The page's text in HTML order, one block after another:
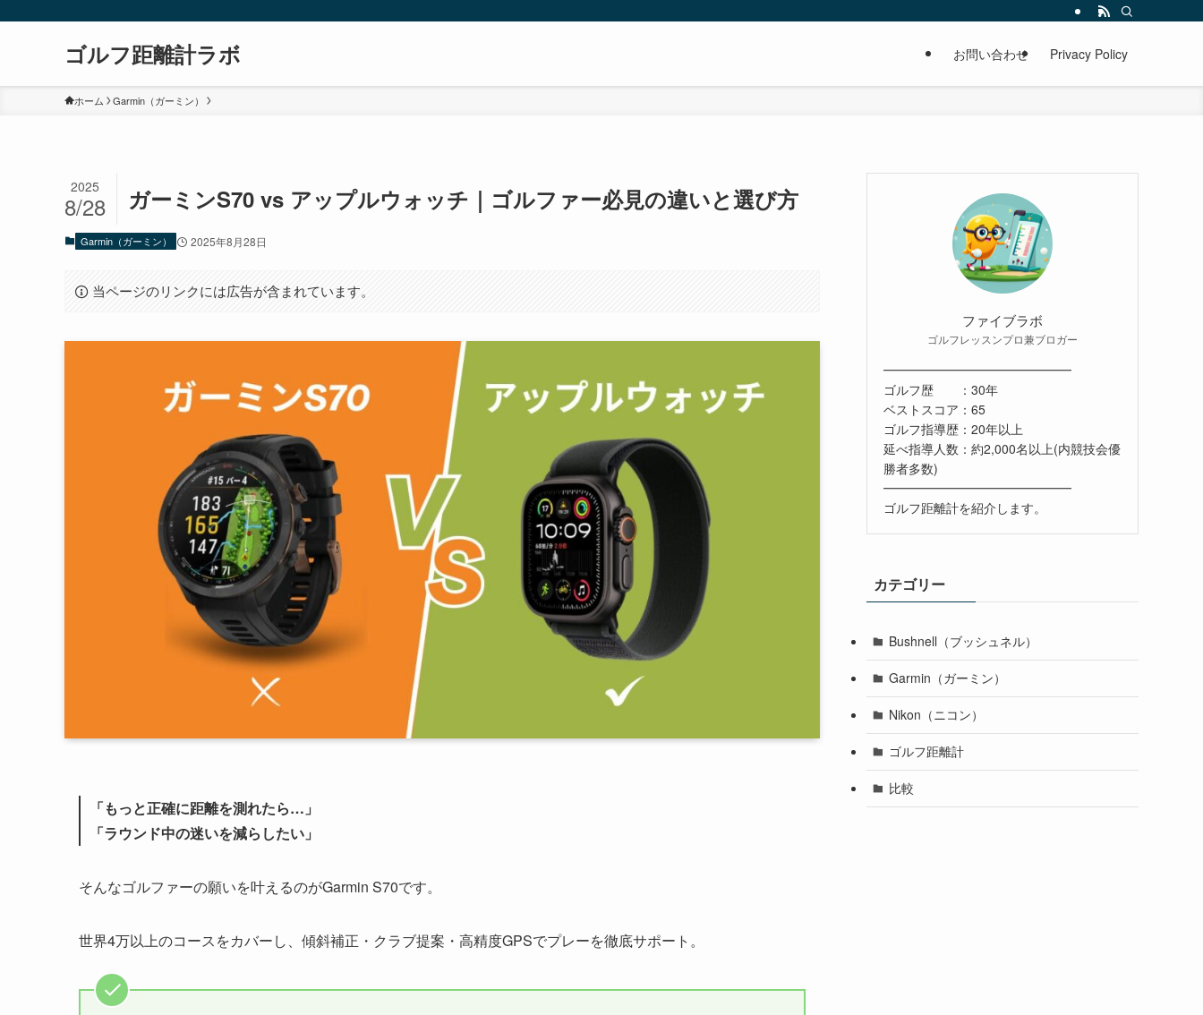
ゴルフ距離計ラボ お問い合わせ Privacy Policy
ホーム Garmin（ガーミン）
ガーミンS70 vs アップルウォッチ｜ゴルファー必見の違いと選び方
2025
8/28
Garmin（ガーミン） 2025年8月28日
当ページのリンクには広告が含まれています。
「もっと正確に距離を測れたら…」
「ラウンド中の迷いを減らしたい」
そんなゴルファーの願いを叶えるのがGarmin S70です。
世界4万以上のコースをカバーし、傾斜補正・クラブ提案・高精度GPSでプレーを徹底サポート。
ファイブラボ
ゴルフレッスンプロ兼ブロガー
━━━━━━━━━━━━━━━
ゴルフ歴 ：30年
ベストスコア：65
ゴルフ指導歴：20年以上
延べ指導人数：約2,000名以上(内競技会優
勝者多数)
━━━━━━━━━━━━━━━
ゴルフ距離計を紹介します。
カテゴリー
Bushnell（ブッシュネル）
Garmin（ガーミン）
Nikon（ニコン）
ゴルフ距離計
比較